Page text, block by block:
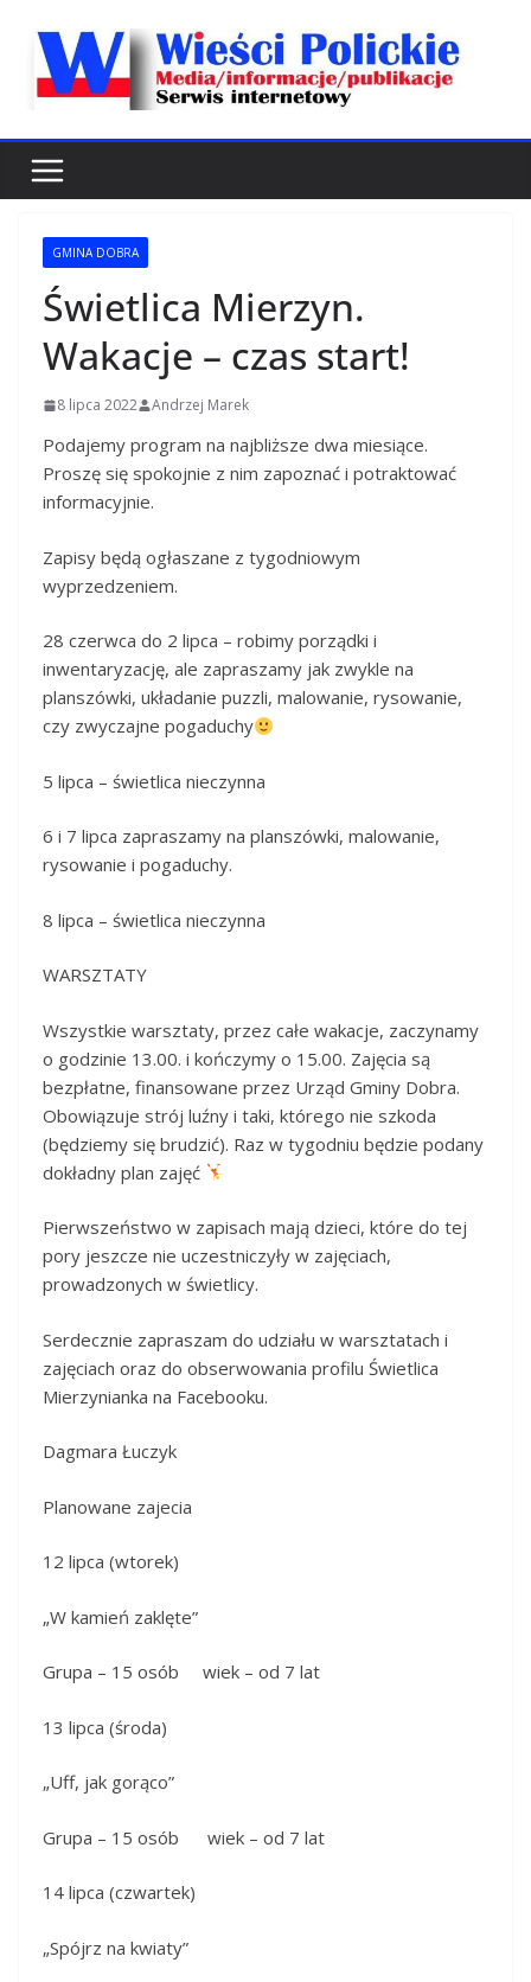
GMINA DOBRA
Świetlica Mierzyn.
Wakacje – czas start!
8 lipca 2022 Andrzej Marek
Podajemy program na najbliższe dwa miesiące.
Proszę się spokojnie z nim zapoznać i potraktować
informacyjnie.
Zapisy będą ogłaszane z tygodniowym
wyprzedzeniem.
28 czerwca do 2 lipca – robimy porządki i
inwentaryzację, ale zapraszamy jak zwykle na
planszówki, układanie puzzli, malowanie, rysowanie,
czy zwyczajne pogaduchy
5 lipca – świetlica nieczynna
6 i 7 lipca zapraszamy na planszówki, malowanie,
rysowanie i pogaduchy.
8 lipca – świetlica nieczynna
WARSZTATY
Wszystkie warsztaty, przez całe wakacje, zaczynamy
o godzinie 13.00. i kończymy o 15.00. Zajęcia są
bezpłatne, finansowane przez Urząd Gminy Dobra.
Obowiązuje strój luźny i taki, którego nie szkoda
(będziemy się brudzić). Raz w tygodniu będzie podany
dokładny plan zajęć
Pierwszeństwo w zapisach mają dzieci, które do tej
pory jeszcze nie uczestniczyły w zajęciach,
prowadzonych w świetlicy.
Serdecznie zapraszam do udziału w warsztatach i
zajęciach oraz do obserwowania profilu Świetlica
Mierzynianka na Facebooku.
Dagmara Łuczyk
Planowane zajecia
12 lipca (wtorek)
„W kamień zaklęte”
Grupa – 15 osób wiek – od 7 lat
13 lipca (środa)
„Uff, jak gorąco”
Grupa – 15 osób wiek – od 7 lat
14 lipca (czwartek)
„Spójrz na kwiaty”